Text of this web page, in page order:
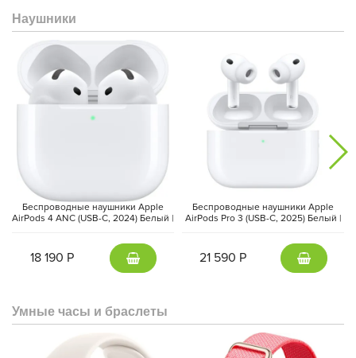
Наушники
Беспроводные наушники Apple
AirPods 4 ANC (USB-C, 2024) Белый |
18 190 Р
Беспроводные наушники Apple
AirPods Pro 3 (USB-C, 2025) Белый |
21 590 Р
Умные часы и браслеты